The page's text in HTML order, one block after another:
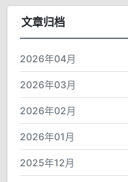
文章归档
2026年04月
2026年03月
2026年02月
2026年01月
2025年12月